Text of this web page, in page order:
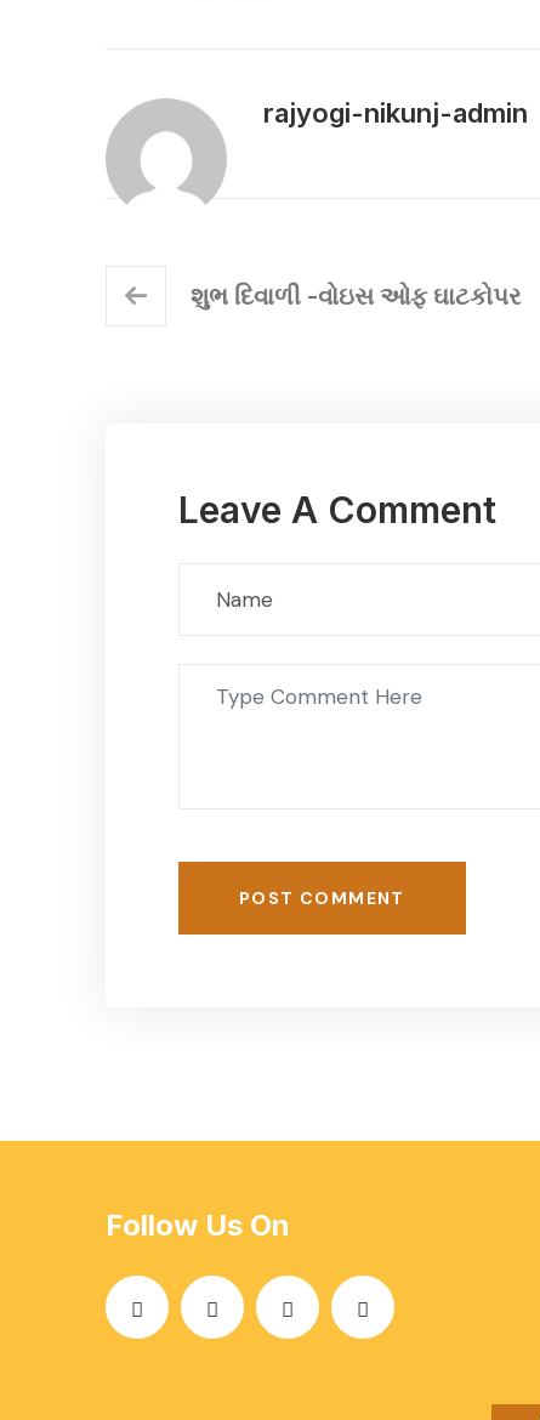
rajyogi-nikunj-admin
શુભ દિવાળી -વોઇસ ઓફ ઘાટકોપર
Leave A Comment
POST COMMENT
Follow Us On